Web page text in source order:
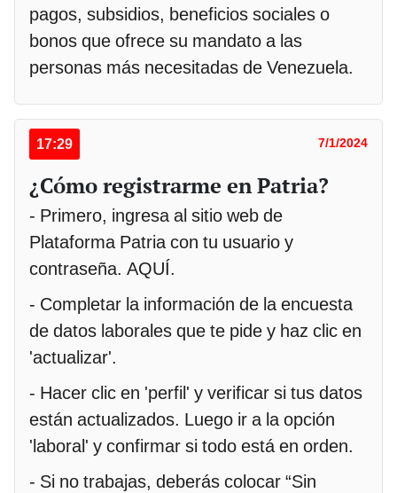
pagos, subsidios, beneficios sociales o
bonos que ofrece su mandato a las
personas más necesitadas de Venezuela.
17:29 7/1/2024
¿Cómo registrarme en Patria?
- Primero, ingresa al sitio web de
Plataforma Patria con tu usuario y
contraseña. AQUÍ.
- Completar la información de la encuesta
de datos laborales que te pide y haz clic en
'actualizar'.
- Hacer clic en 'perfil' y verificar si tus datos
están actualizados. Luego ir a la opción
'laboral' y confirmar si todo está en orden.
- Si no trabajas, deberás colocar “Sin